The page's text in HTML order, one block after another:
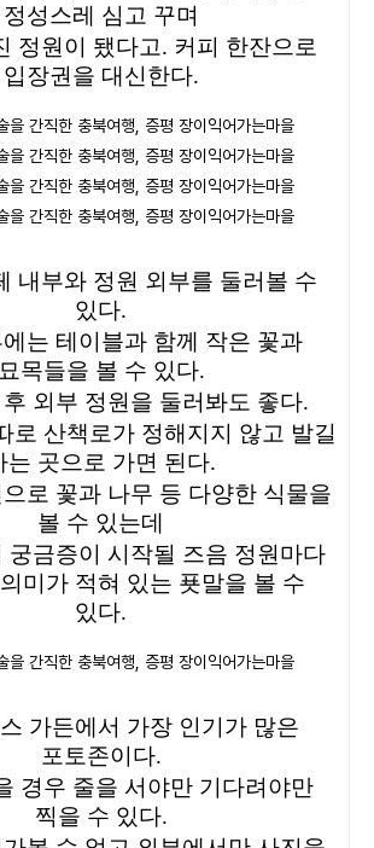
정성스레 심고 꾸며
정원이 됐다고. 커피 한잔으로
입장권을 대신한다.
내부와 정원 외부를 둘러볼 수
있다.
는 테이블과 함께 작은 꽃과
묘목들을 볼 수 있다.
외부 정원을 둘러봐도 좋다.
로 산책로가 정해지지 않고 발길
는 곳으로 가면 된다.
로 꽃과 나무 등 다양한 식물을
볼 수 있는데
궁금증이 시작될 즈음 정원마다
미가 적혀 있는 푯말을 볼 수
있다.
가든에서 가장 인기가 많은
포토존이다.
경우 줄을 서야만 기다려야만
찍을 수 있다.